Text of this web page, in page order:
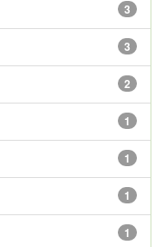
3
3
2
1
1
1
1